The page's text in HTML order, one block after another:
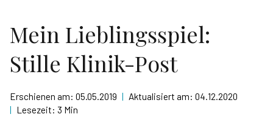
Mein Lieblingsspiel:
Stille Klinik-Post
Erschienen am: 05.05.2019 | Aktualisiert am: 04.12.2020
| Lesezeit: 3 Min